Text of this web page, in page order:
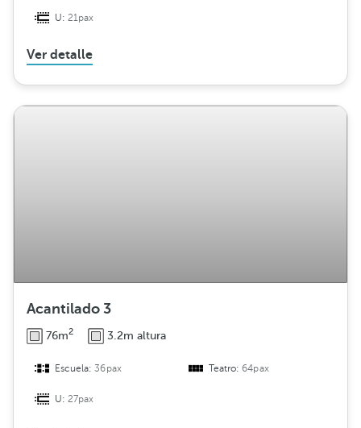
U:21pax
Ver detalle
Acantilado 3
76m2 3.2m altura
Escuela:36pax Teatro:64pax
U:27pax